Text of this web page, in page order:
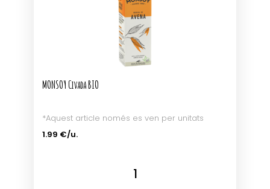
MONSOY Civada BIO
*Aquest article només es ven per unitats
1.99 €/u.